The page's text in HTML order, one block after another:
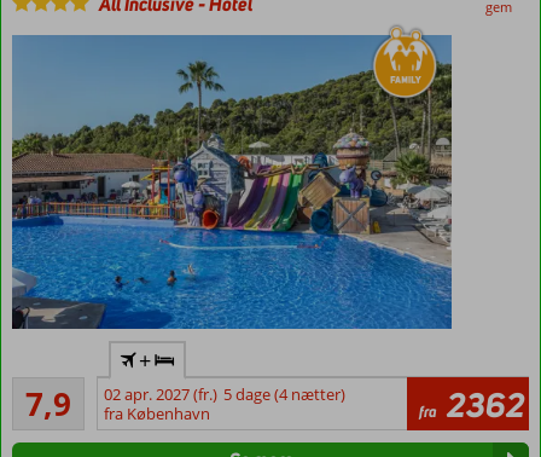
gem
Komfortabelt
og rummeligt
familiehotel
Gode
facliteter
7,9
839
anmeldelser
+
02 apr. 2027 (fr.) 5 dage (4 nætter)
fra København
fra 2362